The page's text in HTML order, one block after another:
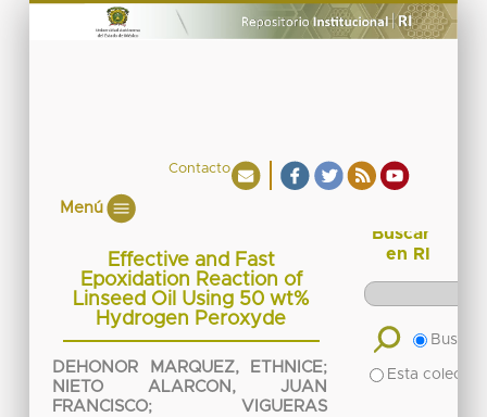
Contacto
Menú
Effective and Fast
Epoxidation Reaction of
Linseed Oil Using 50 wt%
Hydrogen Peroxyde
DEHONOR MARQUEZ, ETHNICE;
NIETO ALARCON, JUAN
FRANCISCO; VIGUERAS
Buscar
en RI
Buscar
Esta